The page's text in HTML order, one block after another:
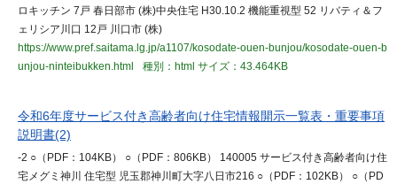
ロキッチン 7戸 春日部市 (株)中央住宅 H30.10.2 機能重視型 52 リバティ＆フ
ェリシア川口 12戸 川口市 (株)
https://www.pref.saitama.lg.jp/a1107/kosodate-ouen-bunjou/kosodate-ouen-b
unjou-ninteibukken.html
種別：html サイズ：43.464KB
令和6年度サービス付き高齢者向け住宅情報開示一覧表・重要事項
説明書(2)
-2 ○（PDF：104KB） ○（PDF：806KB） 140005 サービス付き高齢者向け住
宅メグミ神川 住宅型 児玉郡神川町大字八日市216 ○（PDF：102KB） ○（PD